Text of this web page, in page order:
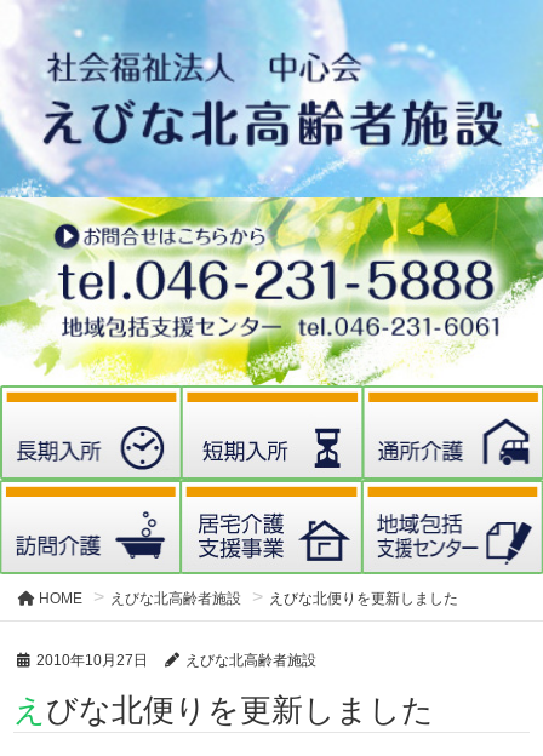
HOME えびな北高齢者施設 えびな北便りを更新しました
2010年10月27日 えびな北高齢者施設
えびな北便りを更新しました